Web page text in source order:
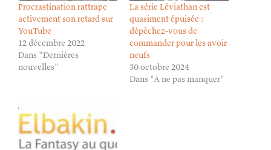
Procrastination rattrape
activement son retard sur
YouTube
12 décembre 2022
Dans "Dernières
nouvelles"
La série Léviathan est
quasiment épuisée :
dépêchez-vous de
commander pour les avoir
neufs
30 octobre 2024
Dans "À ne pas manquer"